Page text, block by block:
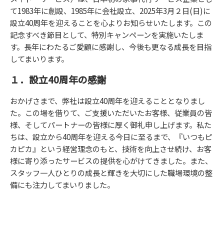
て1983年に創設、1985年に会社設立、2025年3月２日(日)に
設立40周年を迎えることを心よりお知らせいたします。この
記念すべき節目として、特別キャンペーンを実施いたしま
す。長年にわたるご愛顧に感謝し、今後も更なる成長を目指
してまいります。
１．設立40周年の感謝
おかげさまで、弊社は設立40周年を迎えることとなりまし
た。この場を借りて、ご支援いただいたお客様、従業員の皆
様、そしてパートナーの皆様に厚く御礼申し上げます。私た
ちは、設立から40周年を迎える今日に至るまで、『いつもピ
カピカ』という経営理念のもと、技術を向上させ続け、お客
様に寄り添ったサービスの提供を心がけてきました。また、
スタッフ一人ひとりの成長と輝きを大切にした職場環境の整
備にも注力してまいりました。